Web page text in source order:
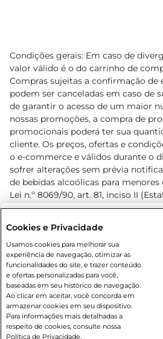
Rio de Janeiro (RJ) Goiás (GO)
Ou
Caso queira comprar online,
suas compras:
Entrega em casa
Condições gerais: Em caso de
valor válido é o do carrinho de
Compras sujeitas a confirmação de
podem ser canceladas em caso de
de garantir o acesso de um maior
nossas promoções, a compra de
promocionais poderá ter sua
cliente. Os preços, ofertas e
o e-commerce e válidos durante o
sofrer alterações sem prévia
de bebidas alcoólicas para menores
Lei n.º 8069/90, art. 81, inciso II
Adolescente). Preços e condições
prévio. O valor mínimo para as
80,00.
© 2026 Copyright.
reservados
Cookies e Privacidade
Usamos cookies para melhorar sua
experiência de navegação, otimizar as
funcionalidades do site, e trazer conteúdo
e ofertas personalizadas para você,
baseadas em seu histórico de navegação.
Ao clicar em aceitar, você concorda em
armazenar cookies em seu dispositivo.
Para informações mais detalhadas a
respeito de cookies, consulte nossa
Política de Privacidade.